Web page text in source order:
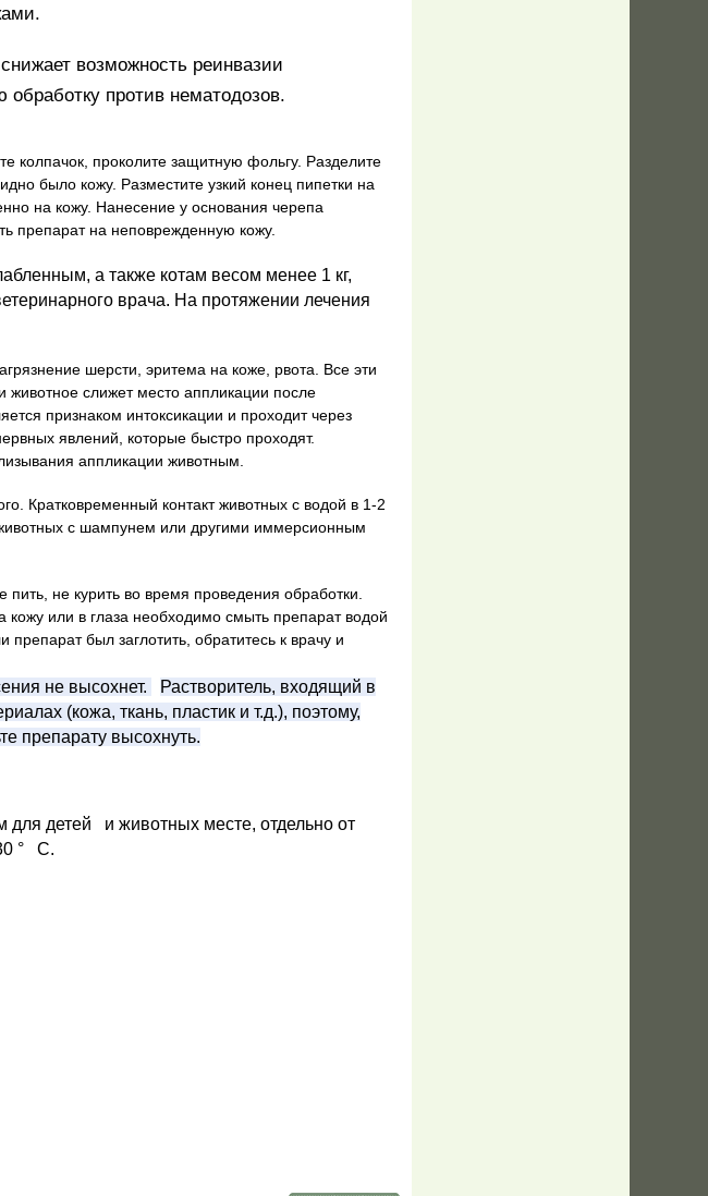
снижает возможность реинвазии
против нематодозов.
колпачок, проколите защитную фольгу. Разделите
было кожу. Разместите узкий конец пипетки на
на кожу. Нанесение у основания черепа
препарат на неповрежденную кожу.
а также котам весом менее 1 кг,
врача. На протяжении лечения
шерсти, эритема на коже, рвота. Все эти
животное слижет место аппликации после
признаком интоксикации и проходит через
явлений, которые быстро проходят.
аппликации животным.
Кратковременный контакт животных с водой в 1-2
с шампунем или другими иммерсионным
пить, не курить во время проведения обработки.
кожу или в глаза необходимо смыть препарат водой
был заглотить, обратитесь к врачу и
не высохнет.
Растворитель, входящий в
(кожа, ткань, пластик и т.д.), поэтому,
препарату высохнуть.
для детей
и животных месте, отдельно от
°
С.